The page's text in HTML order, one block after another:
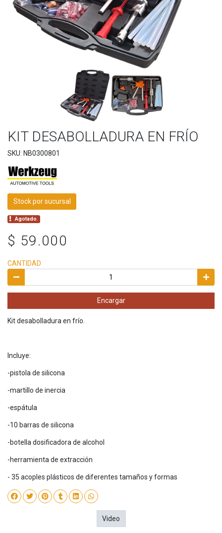
KIT DESABOLLADURA EN FRÍO
SKU: NB0300801
Stock por sucursal
Agotado.
$ 59.000
CANTIDAD
Encargar
Kit desabolladura en frío.
Incluye:
-pistola de silicona
-martillo de inercia
-espátula
-10 barras de silicona
-botella dosificadora de alcohol
-herramienta de extracción
- 35 acoples plásticos de diferentes tamaños y formas
Video